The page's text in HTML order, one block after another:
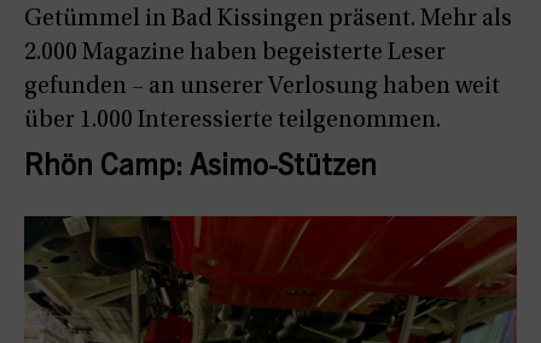
Getümmel in Bad Kissingen präsent. Mehr als
2.000 Magazine haben begeisterte Leser
gefunden – an unserer Verlosung haben weit
über 1.000 Interessierte teilgenommen.
Rhön Camp: Asimo-Stützen